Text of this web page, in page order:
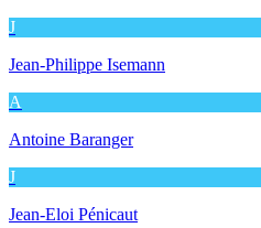
J
Jean-Philippe Isemann
A
Antoine Baranger
J
Jean-Eloi Pénicaut